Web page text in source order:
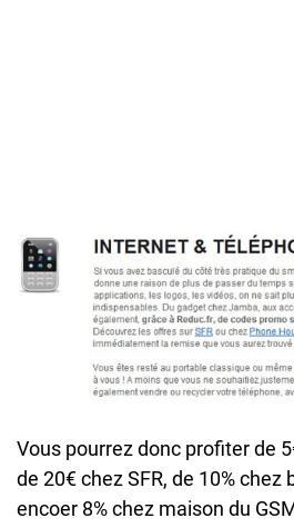
Vous pourrez donc profiter de
de 20€ chez SFR, de 10% chez
encoer 8% chez maison du